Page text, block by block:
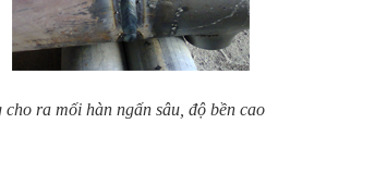
ra mối hàn ngấn sâu, độ bền cao